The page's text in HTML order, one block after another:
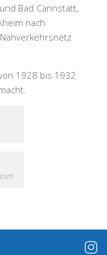
Bad Cannstatt,
nach
1928 bis 1932